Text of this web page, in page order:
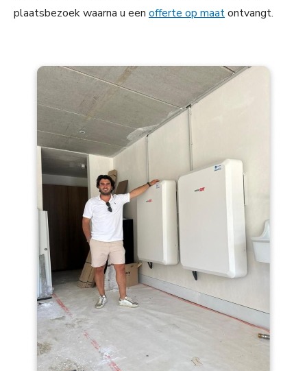
plaatsbezoek waarna u een offerte op maatontvangt.